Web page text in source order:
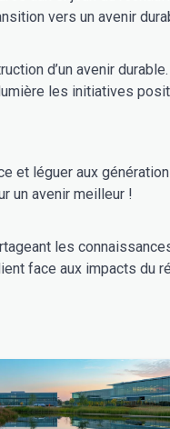
vers un avenir
d’un avenir
les initiatives
et léguer aux
un avenir meilleur !
les
face aux impacts du